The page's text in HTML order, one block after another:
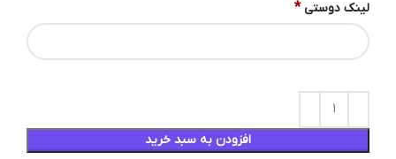
لینک دوستی *
افزودن به سبد خرید